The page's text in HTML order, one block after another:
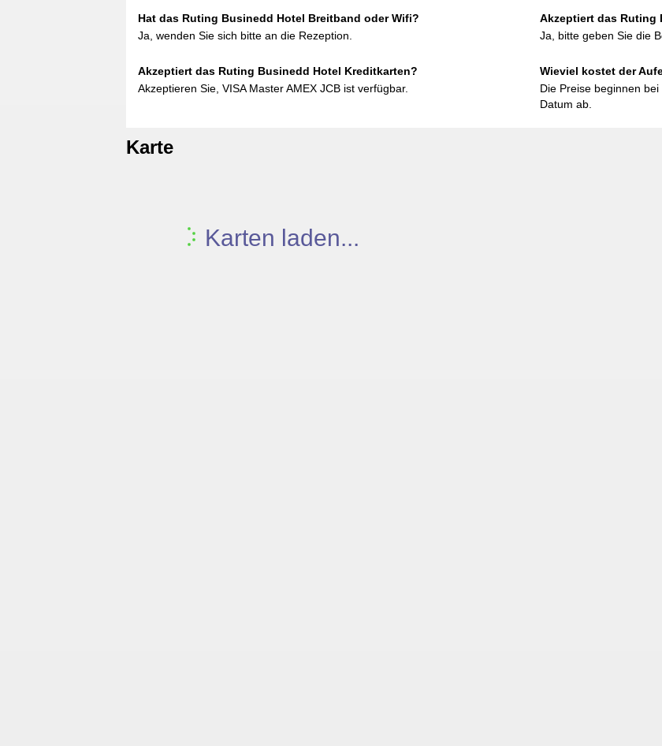
Hat das Ruting Businedd Hotel Breitband oder Wifi?
Ja, wenden Sie sich bitte an die Rezeption.
Akzeptiert das Ruting
Ja, bitte geben Sie die
Akzeptiert das Ruting Businedd Hotel Kreditkarten?
Akzeptieren Sie, VISA Master AMEX JCB ist verfügbar.
Wieviel kostet der
Die Preise beginnen
Datum ab.
Karte
Karten laden...